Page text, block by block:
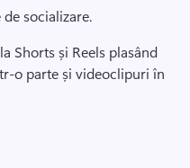
socializare.
la Shorts și Reels plasând
o parte și videoclipuri în